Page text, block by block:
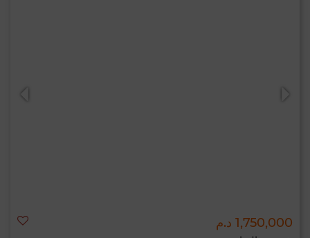
1,750,000 د.م